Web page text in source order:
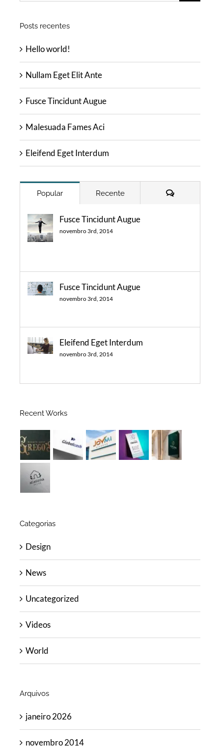
resultados
Posts recentes
Hello world!
Nullam Eget Elit Ante
Fusce Tincidunt Augue
Malesuada Fames Aci
Eleifend Eget Interdum
Popular Recente Comentários
Fusce Tincidunt Augue
novembro 3rd, 2014
Fusce Tincidunt Augue
novembro 3rd, 2014
Eleifend Eget Interdum
novembro 3rd, 2014
Recent Works
Categorias
Design
News
Uncategorized
Videos
World
Arquivos
janeiro 2026
novembro 2014